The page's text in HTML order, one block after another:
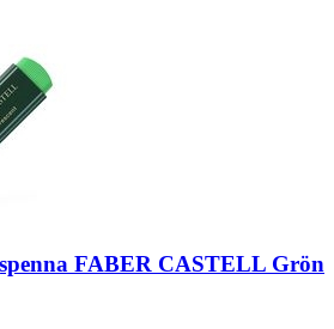
FABER CASTELL Grön